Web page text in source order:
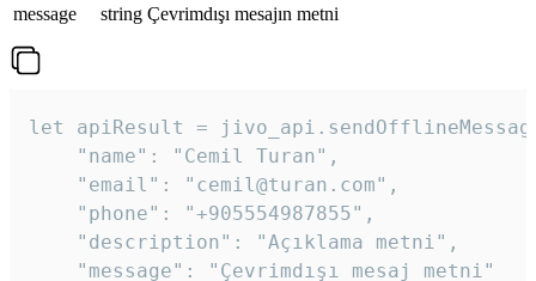
message
string Çevrimdışı mesajın metni
let apiResult =
    "name": "Cemil Turan",
    "email": "cemil@turan.com",
    "phone": "+905554987855",
    "description": "Açıklama metni",
    "message": "Çevrimdışı mesaj metni"